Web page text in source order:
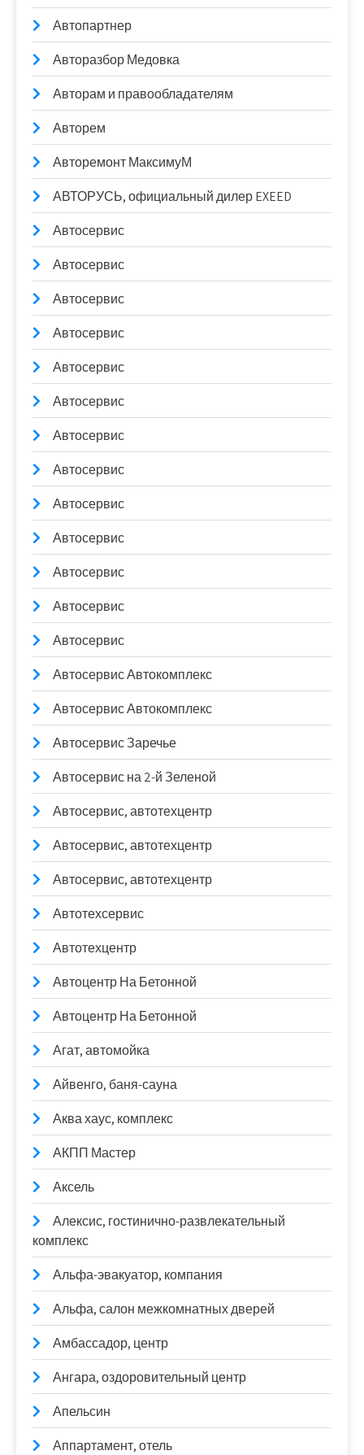
Автопартнер
Авторазбор Медовка
Авторам и правообладателям
Авторем
Авторемонт МаксимуМ
АВТОРУСЬ, официальный дилер EXEED
Автосервис
Автосервис
Автосервис
Автосервис
Автосервис
Автосервис
Автосервис
Автосервис
Автосервис
Автосервис
Автосервис
Автосервис
Автосервис
Автосервис Автокомплекс
Автосервис Автокомплекс
Автосервис Заречье
Автосервис на 2-й Зеленой
Автосервис, автотехцентр
Автосервис, автотехцентр
Автосервис, автотехцентр
Автотехсервис
Автотехцентр
Автоцентр На Бетонной
Автоцентр На Бетонной
Агат, автомойка
Айвенго, баня-сауна
Аква хаус, комплекс
АКПП Мастер
Аксель
Алексис, гостинично-развлекательный
комплекс
Альфа-эвакуатор, компания
Альфа, салон межкомнатных дверей
Амбассадор, центр
Ангара, оздоровительный центр
Апельсин
Аппартамент, отель